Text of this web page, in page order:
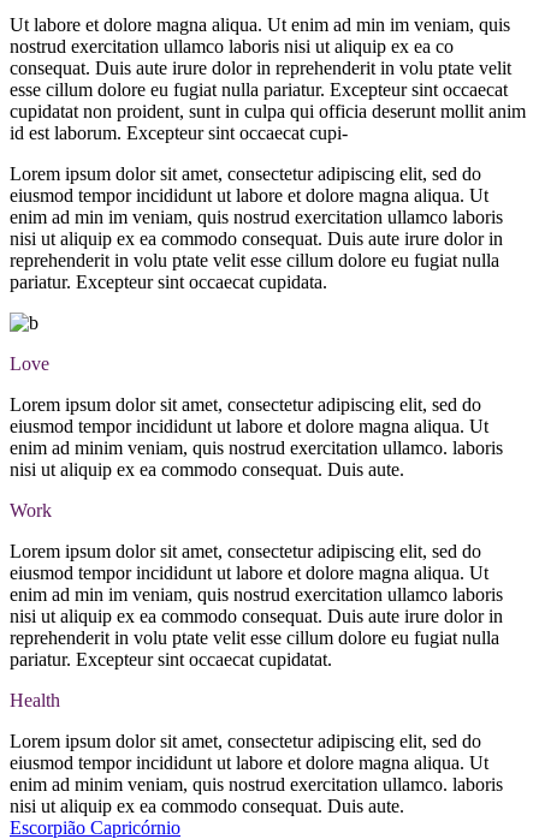
Ut labore et dolore magna aliqua. Ut enim ad min im veniam, quis
nostrud exercitation ullamco laboris nisi ut aliquip ex ea co
consequat. Duis aute irure dolor in reprehenderit in volu ptate velit
esse cillum dolore eu fugiat nulla pariatur. Excepteur sint occaecat
cupidatat non proident, sunt in culpa qui officia deserunt mollit anim
id est laborum. Excepteur sint occaecat cupi-
Lorem ipsum dolor sit amet, consectetur adipiscing elit, sed do
eiusmod tempor incididunt ut labore et dolore magna aliqua. Ut
enim ad min im veniam, quis nostrud exercitation ullamco laboris
nisi ut aliquip ex ea commodo consequat. Duis aute irure dolor in
reprehenderit in volu ptate velit esse cillum dolore eu fugiat nulla
pariatur. Excepteur sint occaecat cupidata.
Love
Lorem ipsum dolor sit amet, consectetur adipiscing elit, sed do
eiusmod tempor incididunt ut labore et dolore magna aliqua. Ut
enim ad minim veniam, quis nostrud exercitation ullamco. laboris
nisi ut aliquip ex ea commodo consequat. Duis aute.
Work
Lorem ipsum dolor sit amet, consectetur adipiscing elit, sed do
eiusmod tempor incididunt ut labore et dolore magna aliqua. Ut
enim ad min im veniam, quis nostrud exercitation ullamco laboris
nisi ut aliquip ex ea commodo consequat. Duis aute irure dolor in
reprehenderit in volu ptate velit esse cillum dolore eu fugiat nulla
pariatur. Excepteur sint occaecat cupidatat.
Health
Lorem ipsum dolor sit amet, consectetur adipiscing elit, sed do
eiusmod tempor incididunt ut labore et dolore magna aliqua. Ut
enim ad minim veniam, quis nostrud exercitation ullamco. laboris
nisi ut aliquip ex ea commodo consequat. Duis aute.
Escorpião Capricórnio